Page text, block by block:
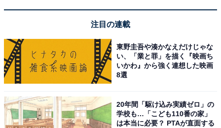
注目の連載
東野圭吾や湊かなえだけじゃな
い、「業と罪」を描く『映画ち
いかわ』から強く連想した映画
8選
20年間「駆け込み実績ゼロ」の
学校も…「こども110番の家」
は本当に必要？ PTAが直面する